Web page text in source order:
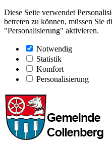
Diese Seite verwendet
betreten zu können, müssen Sie
"Personalisierung" aktivieren.
Notwendig
Statistik
Komfort
Personalisierung